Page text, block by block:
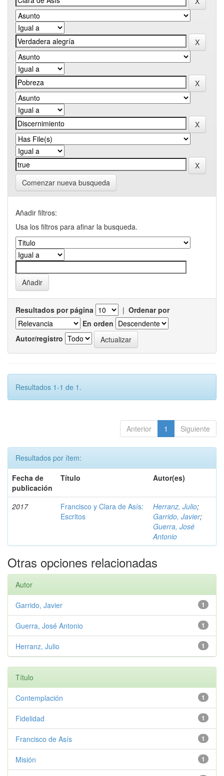
Comenzar nueva busqueda
Añadir filtros:
Usa los filtros para afinar la busqueda.
Resultados por página | Ordenar por
En orden
Autor/registro
Resultados 1-1 de 1.
Anterior 1 Siguiente
Resultados por ítem:
Fecha de
publicación
Título Autor(es)
2017
Francisco y Clara de Asís:
Escritos
Herranz, Julio;
Garrido, Javier;
Guerra, José
Antonio
Otras opciones relacionadas
Autor
1
Garrido, Javier
1
Guerra, José Antonio
1
Herranz, Julio
Título
1
Contemplación
1
Fidelidad
1
Francisco de Asís
1
Misión